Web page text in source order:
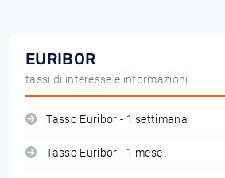
EURIBOR
tassi di interesse e informazioni
Tasso Euribor - 1 settimana
Tasso Euribor - 1 mese